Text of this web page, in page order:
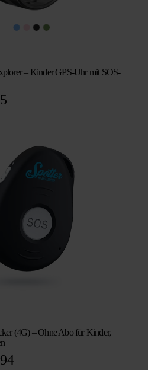
– Kinder GPS-Uhr mit SOS-
Aktueller
€ 89,95.
(4G) – Ohne Abo für Kinder,
Aktueller